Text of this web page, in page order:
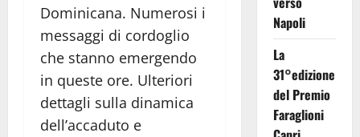
Dominicana. Numerosi i
messaggi di cordoglio
che stanno emergendo
in queste ore. Ulteriori
dettagli sulla dinamica
dell’accaduto e
Napoli
La
31°edizione
del Premio
Faraglioni